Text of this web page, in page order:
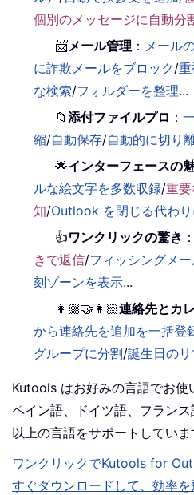
個別のメッセージに自動分
📨メール管理 ： メール
に詐欺メールをブロック/
な検索/フォルダーを整理...
📁添付ファイルプロ ：
縮/自動保存/自動的に切り
🌟インターフェースの
ルな絵文字を多数収録/重
知/Outlook を閉じる代わ
👍ワンクリックの驚き
きで返信/フィッシングメ
刻ゾーンを表示...
👩🏼‍🤝‍👩🏻連絡先とカ
から連絡先を追加を一括登
グループに分割/誕生日の
Kutools はお好みの言語でお使
ペイン語、ドイツ語、フラン
以上の言語をサポートしていま
ワンクリックでKutools for
すぐダウンロードして、効率